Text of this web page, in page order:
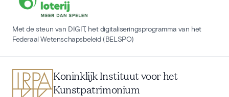
Met de steun van DIGIT, het digitaliseringsprogramma van het
Federaal Wetenschapsbeleid (BELSPO)
Koninklijk Instituut voor het
Kunstpatrimonium